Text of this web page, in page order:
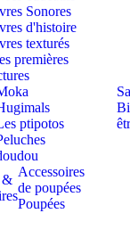
Sonores
d'histoire
texturés
premières
ptipotos
&
Accessoires
de poupées
Poupées